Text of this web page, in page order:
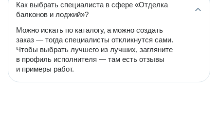
Как выбрать специалиста в сфере «Отделка
балконов и лоджий»?
Можно искать по каталогу, а можно создать
заказ — тогда специалисты откликнутся сами.
Чтобы выбрать лучшего из лучших, загляните
в профиль исполнителя — там есть отзывы
и примеры работ.